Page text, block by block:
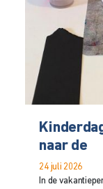
naar de
24 juli 2026
In de